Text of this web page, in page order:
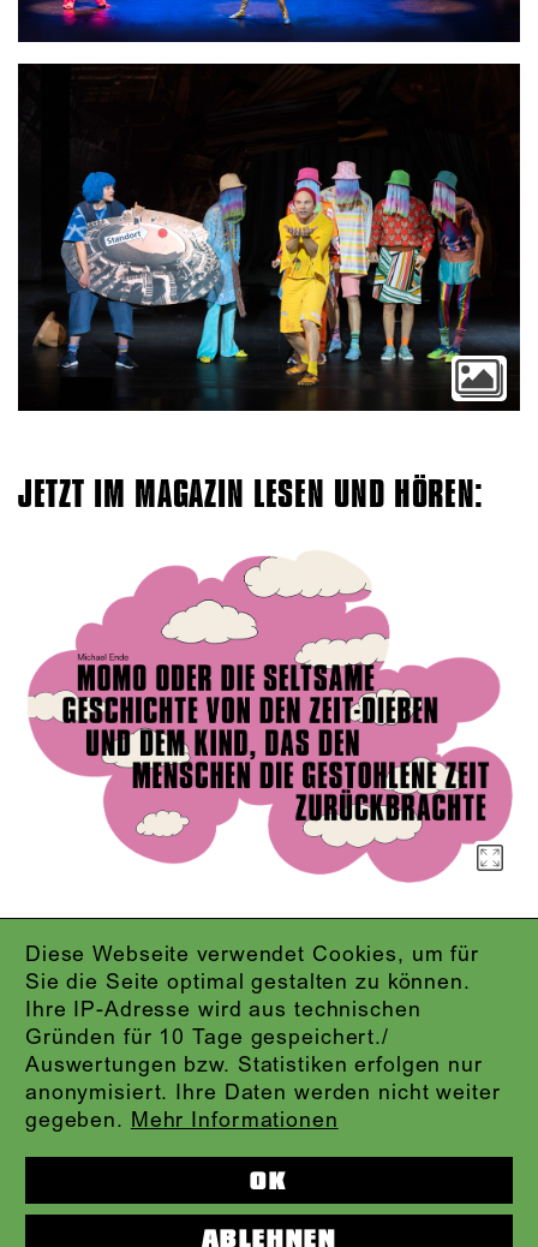
Diese Webseite verwendet Cookies, um für
Sie die Seite optimal gestalten zu können.
Ihre IP-Adresse wird aus technischen
Gründen für 10 Tage gespeichert./
Auswertungen bzw. Statistiken erfolgen nur
anonymisiert. Ihre Daten werden nicht weiter
gegeben. Mehr Informationen
OK
ABLEHNEN
JETZT IM MAGAZIN LESEN UND HÖREN:
IMPRESSUM
DATENSCHUTZ
AGB
KONTAKT
ABO-LOGIN
PRESSE
KARTENTELEFON:069.212.49.49.4